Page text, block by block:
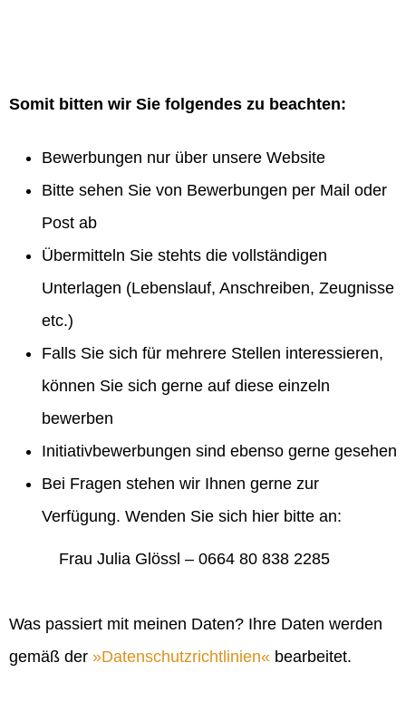
Somit bitten wir Sie folgendes zu beachten:
Bewerbungen nur über unsere Website
Bitte sehen Sie von Bewerbungen per Mail oder
Post ab
Übermitteln Sie stehts die vollständigen
Unterlagen (Lebenslauf, Anschreiben, Zeugnisse
etc.)
Falls Sie sich für mehrere Stellen interessieren,
können Sie sich gerne auf diese einzeln
bewerben
Initiativbewerbungen sind ebenso gerne gesehen
Bei Fragen stehen wir Ihnen gerne zur
Verfügung. Wenden Sie sich hier bitte an:
Frau Julia Glössl – 0664 80 838 2285
Was passiert mit meinen Daten? Ihre Daten werden
gemäß der
Datenschutzrichtlinien bearbeitet.